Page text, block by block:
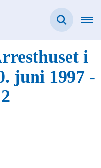
i
juni 1997 -